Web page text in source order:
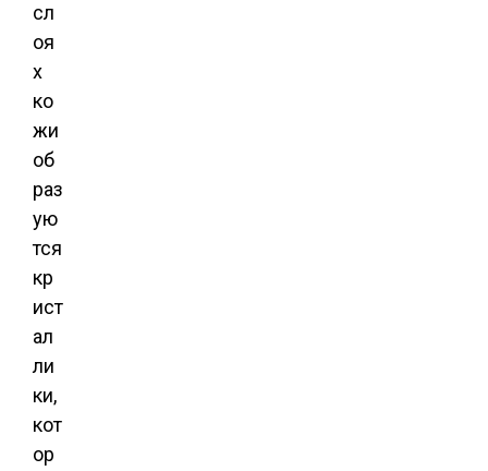
сл
оя
х
ко
жи
об
раз
ую
тся
кр
ист
ал
ли
ки,
кот
ор